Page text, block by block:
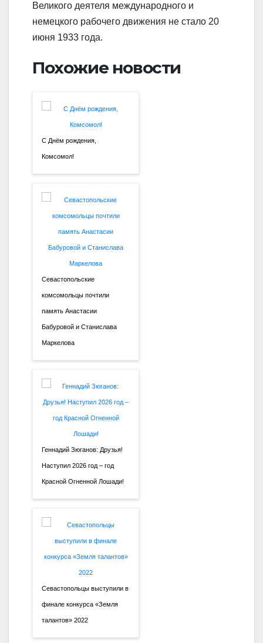
Великого деятеля международного и
немецкого рабочего движения не стало 20
июня 1933 года.
Похожие новости
С Днём рождения,
Комсомол!
Севастопольские
комсомольцы почтили
память Анастасии
Бабуровой и Станислава
Маркелова
Геннадий Зюганов: Друзья!
Наступил 2026 год – год
Красной Огненной Лошади!
Севастопольцы выступили в
финале конкурса «Земля
талантов» 2022